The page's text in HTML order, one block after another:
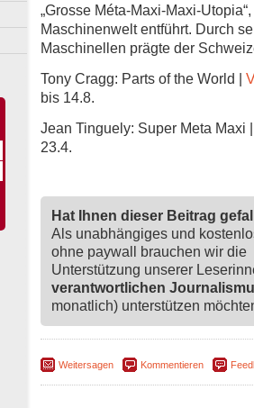
„Grosse Méta-Maxi-Maxi-
Maschinenwelt entführt. Durch
Maschinellen prägte der
Tony Cragg: Parts of the World |
bis 14.8.
Jean Tinguely: Super Meta Maxi
23.4.
Hat Ihnen dieser Beitrag
Als unabhängiges und
ohne paywall brauchen wir die
Unterstützung unserer
verantwortlichen
monatlich) unterstützen
Weitersagen Kommentieren